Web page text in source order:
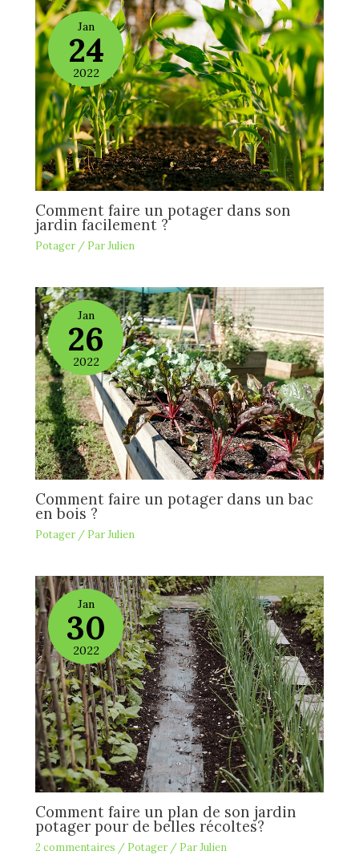
Jan
24
2022
Comment faire un potager dans son
jardin facilement ?
Potager/ ParJulien
Jan
26
2022
Comment faire un potager dans un bac
en bois ?
Potager/ ParJulien
Jan
30
2022
Comment faire un plan de son jardin
potager pour de belles récoltes?
2 commentaires / Potager/ ParJulien